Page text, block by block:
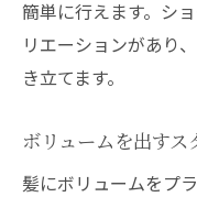
簡単に行えます。シ
リエーションがあり
き立てます。
ボリュームを出すス
髪にボリュームをプ